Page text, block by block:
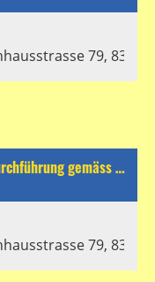
79, 8304
freiwilliges KK-Training (effektive Durchführung gemäss separatem Chat)
79, 8304